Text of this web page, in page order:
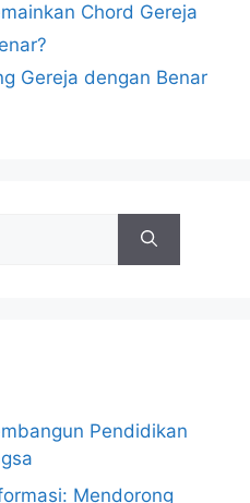
Chord Gereja
Gereja dengan Benar
Pendidikan
Mendorong